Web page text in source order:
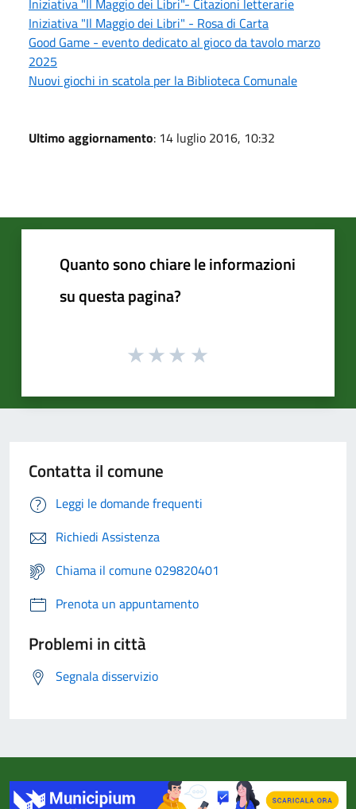
Iniziativa "Il Maggio dei Libri" - Rosa di Carta
Good Game - evento dedicato al gioco da tavolo marzo
2025
Nuovi giochi in scatola per la Biblioteca Comunale
Ultimo aggiornamento: 14 luglio 2016, 10:32
Quanto sono chiare le informazioni
su questa pagina?
Contatta il comune
Leggi le domande frequenti
Richiedi Assistenza
Chiama il comune 029820401
Prenota un appuntamento
Problemi in città
Segnala disservizio